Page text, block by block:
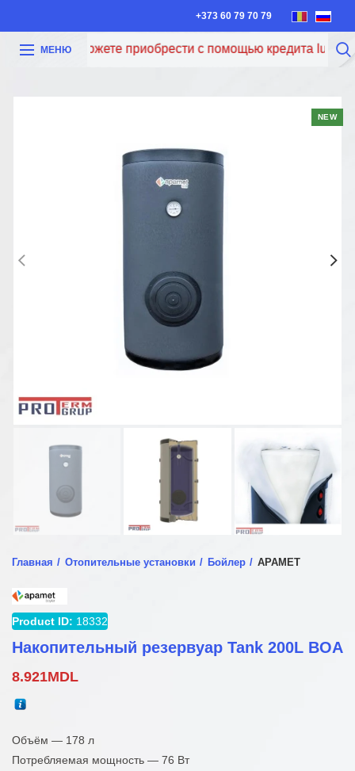
+373 60 79 70 79
МЕНЮ
вы можете приобрести с помощью кредита Iute
NEW
Главная Отопительные установки Бойлер APAMET
Product ID: 18332
Накопительный резервуар Tank 200L BOA
8.921MDL
Объём — 178 л
Потребляемая мощность — 76 Вт